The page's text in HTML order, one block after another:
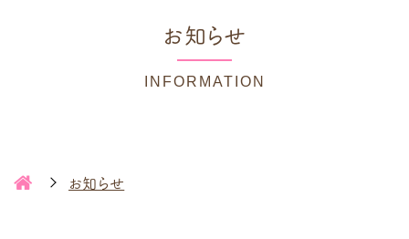
お知らせ
INFORMATION
お知らせ